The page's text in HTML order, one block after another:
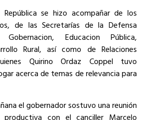
se hizo acompañar de los
de las Secretarías de la Defensa
Educacion Pública,
Rural, así como de Relaciones
Quirino Ordaz Coppel tuvo
acerca de temas de relevancia para
el gobernador sostuvo una reunión
con el canciller Marcelo